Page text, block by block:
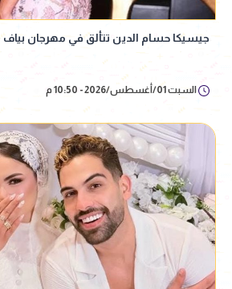
جيسيكا حسام الدين تتألق في مهرجان بياف 2026
السبت 01/أغسطس/2026 - 10:50 م